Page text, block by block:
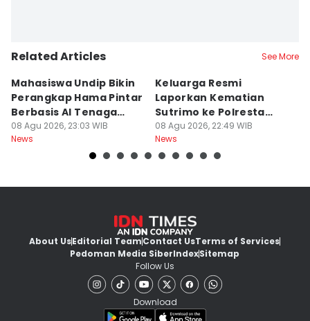
Related Articles See More
Mahasiswa Undip Bikin
Perangkap Hama Pintar
Berbasis AI Tenaga
Surya
08 Agu 2026, 23:03 WIB
News
Keluarga Resmi
Laporkan Kematian
Sutrimo ke Polresta
Banyumas
08 Agu 2026, 22:49 WIB
News
About UsEditorial TeamContact UsTerms of Services
Pedoman Media SiberIndexSitemap
Follow Us
Download